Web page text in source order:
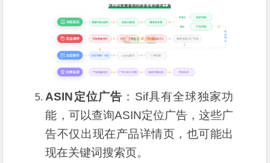
ASIN定位广告 ：Sif具有全球独家功
能，可以查询ASIN定位广告，这些广
告不仅出现在产品详情页，也可能出
现在关键词搜索页。